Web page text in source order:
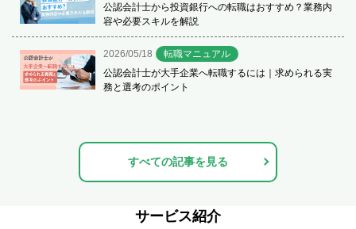
公認会計士から投資銀行への転職はおすすめ？業務内
容や必要スキルを解説
2026/05/18
転職マニュアル
公認会計士が大手企業へ転職するには｜求められる実
務と選考のポイント
すべての記事を見る
サービス紹介